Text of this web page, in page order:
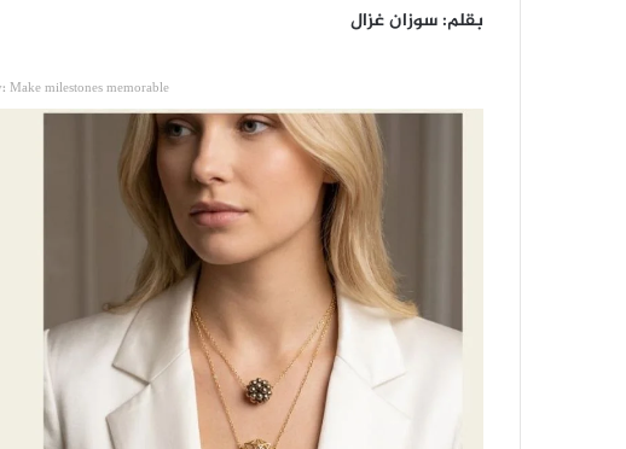
بقلم: سوزان غزال
Make milestones memorable